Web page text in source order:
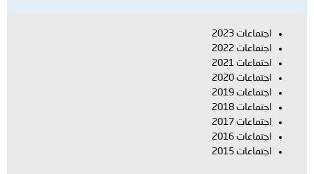
اجتماعات 2023
اجتماعات 2022
اجتماعات 2021
اجتماعات 2020
اجتماعات 2019
اجتماعات 2018
اجتماعات 2017
اجتماعات 2016
اجتماعات 2015